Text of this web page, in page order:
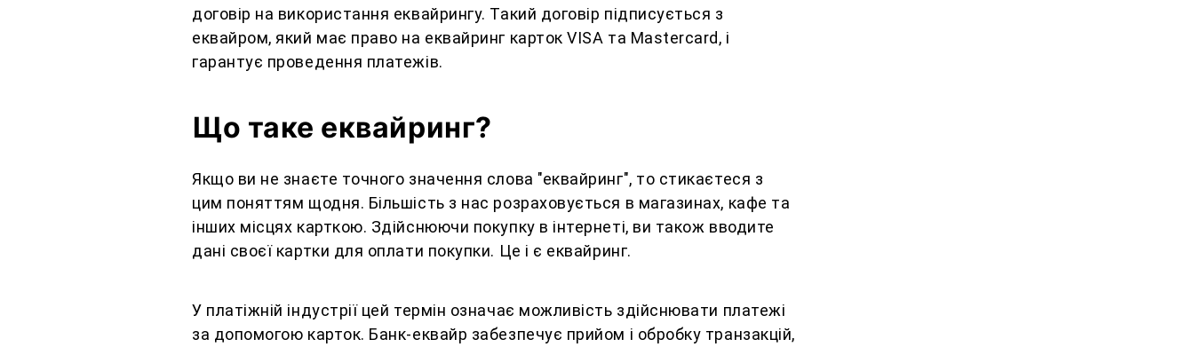
договір на використання еквайрингу. Такий договір підписується з
еквайром, який має право на еквайринг карток VISA та Mastercard, і
гарантує проведення платежів.
Що таке еквайринг?
Якщо ви не знаєте точного значення слова "еквайринг", то стикаєтеся з
цим поняттям щодня. Більшість з нас розраховується в магазинах, кафе та
інших місцях карткою. Здійснюючи покупку в інтернеті, ви також вводите
дані своєї картки для оплати покупки. Це і є еквайринг.
У платіжній індустрії цей термін означає можливість здійснювати платежі
за допомогою карток. Банк-еквайр забезпечує прийом і обробку транзакцій,